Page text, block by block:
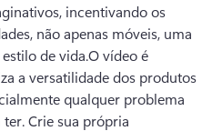
incentivando os
não apenas móveis, uma
de vida.O vídeo é
a versatilidade dos produtos
qualquer problema
ter. Crie sua própria